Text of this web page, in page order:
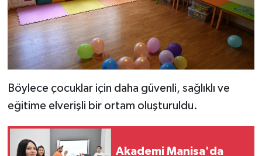
Böylece çocuklar için daha güvenli, sağlıklı ve
eğitime elverişli bir ortam oluşturuldu.
Akademi Manisa'da